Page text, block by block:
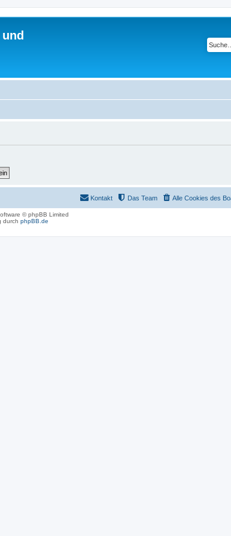
Alle Cookies des
Das Team
Kontakt
© phpBB Limited
durch phpBB.de